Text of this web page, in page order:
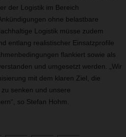
der Logistik im Bereich
ohne belastbare
Logistik müsse zudem
entlang realistischer Einsatzprofile
flankiert sowie als
und umgesetzt werden. „Wir
mit dem klaren Ziel, die
senken und unsere
so Stefan Hohm.